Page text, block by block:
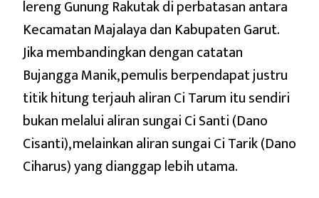
lereng Gunung Rakutak di perbatasan antara
Kecamatan Majalaya dan Kabupaten Garut.
Jika membandingkan dengan catatan
Bujangga Manik, pemulis berpendapat justru
titik hitung terjauh aliran Ci Tarum itu sendiri
bukan melalui aliran sungai Ci Santi (Dano
Cisanti), melainkan aliran sungai Ci Tarik (Dano
Ciharus) yang dianggap lebih utama.